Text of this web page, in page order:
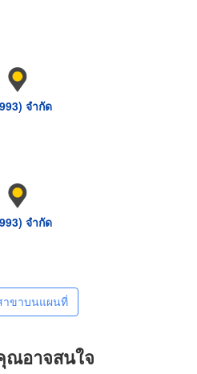
จำกัด
จำกัด
าขาบนแผนที่
ณอาจสนใจ